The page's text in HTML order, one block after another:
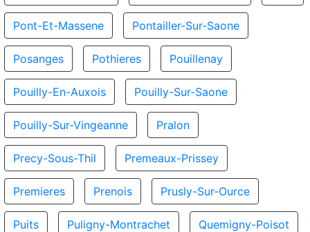
Pont-Et-Massene Pontailler-Sur-Saone
Posanges Pothieres Pouillenay
Pouilly-En-Auxois Pouilly-Sur-Saone
Pouilly-Sur-Vingeanne Pralon
Precy-Sous-Thil Premeaux-Prissey
Premieres Prenois Prusly-Sur-Ource
Puits Puligny-Montrachet Quemigny-Poisot